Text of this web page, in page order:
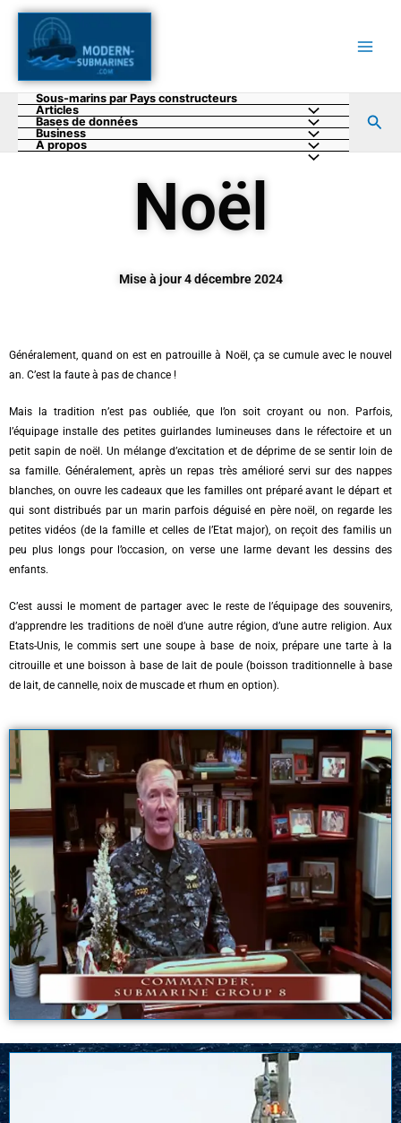
Aller
contenu
Sous-marins par Pays constructeurs
Articles
Bases de données
Business
A propos
Noël
Mise à jour 4 décembre 2024
Généralement, quand on est en patrouille à Noël, ça se cumule avec le nouvel
an. C’est la faute à pas de chance !
Mais la tradition n’est pas oubliée, que l’on soit croyant ou non. Parfois,
l’équipage installe des petites guirlandes lumineuses dans le réfectoire et un
petit sapin de noël. Un mélange d’excitation et de déprime de se sentir loin de
sa famille. Généralement, après un repas très amélioré servi sur des nappes
blanches, on ouvre les cadeaux que les familles ont préparé avant le départ et
qui sont distribués par un marin parfois déguisé en père noël, on regarde les
petites vidéos (de la famille et celles de l’Etat major), on reçoit des familis un
peu plus longs pour l’occasion, on verse une larme devant les dessins des
enfants.
C’est aussi le moment de partager avec le reste de l’équipage des souvenirs,
d’apprendre les traditions de noël d’une autre région, d’une autre religion. Aux
Etats-Unis, le commis sert une soupe à base de noix, prépare une tarte à la
citrouille et une boisson à base de lait de poule (boisson traditionnelle à base
de lait, de cannelle, noix de muscade et rhum en option).